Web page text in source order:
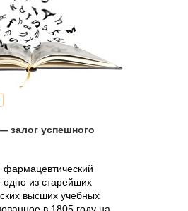
залог успешного
из старейших
высших учебных